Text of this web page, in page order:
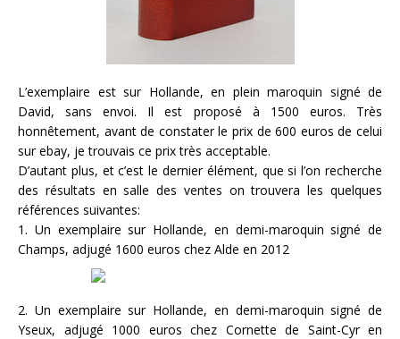
L’exemplaire est sur Hollande, en plein maroquin signé de
David, sans envoi. Il est proposé à 1500 euros. Très
honnêtement, avant de constater le prix de 600 euros de celui
sur ebay, je trouvais ce prix très acceptable.
D’autant plus, et c’est le dernier élément, que si l’on recherche
des résultats en salle des ventes on trouvera les quelques
références suivantes:
1. Un exemplaire sur Hollande, en demi-maroquin signé de
Champs, adjugé 1600 euros chez Alde en 2012
2. Un exemplaire sur Hollande, en demi-maroquin signé de
Yseux, adjugé 1000 euros chez Cornette de Saint-Cyr en